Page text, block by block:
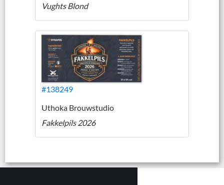
Vughts Blond
#138249
Uthoka Brouwstudio
Fakkelpils 2026